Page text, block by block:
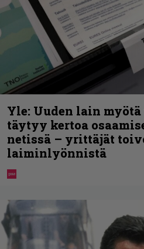
Yle: Uuden lain
täytyy kertoa
netissä – yrittäjät
laiminlyönnistä